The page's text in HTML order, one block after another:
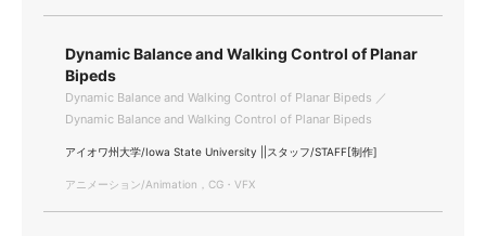
Dynamic Balance and Walking Control of Planar
Bipeds
Dynamic Balance and Walking Control of Planar Bipeds ／
Dynamic Balance and Walking Control of Planar Bipeds
アイオワ州大学/Iowa State University ||スタッフ/STAFF[制作]
アニメーション/Animation，CG・VFX